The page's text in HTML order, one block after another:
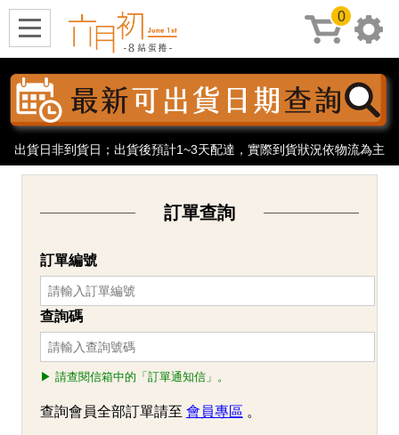
出貨日非到貨日；出貨後預計1~3天配達，實際到貨狀況依物流為主
訂單查詢
訂單編號
查詢碼
▶ 請查閱信箱中的「訂單通知信」。
查詢會員全部訂單請至 會員專區 。
0